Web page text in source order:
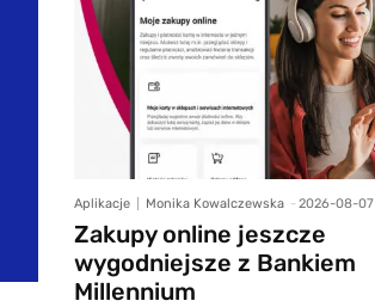
Aplikacje Monika Kowalczewska - 2026-08-07
Zakupy online jeszcze
wygodniejsze z Bankiem
Millennium